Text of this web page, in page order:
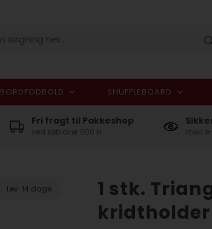
I alt
BORDFODBOLD SHUFFLEBOARD
Fri fragt til Pakkeshop
ved køb over 500 kr med
Lev. 14 dage
1 stk.
kridtholder